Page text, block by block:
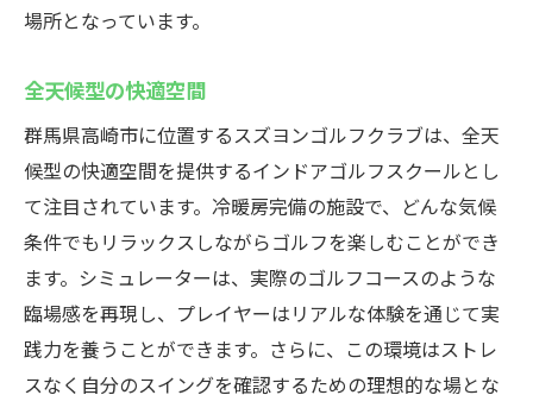
場所となっています。
全天候型の快適空間
群馬県高崎市に位置するスズヨンゴルフクラブは、全天
候型の快適空間を提供するインドアゴルフスクールとし
て注目されています。冷暖房完備の施設で、どんな気候
条件でもリラックスしながらゴルフを楽しむことができ
ます。シミュレーターは、実際のゴルフコースのような
臨場感を再現し、プレイヤーはリアルな体験を通じて実
践力を養うことができます。さらに、この環境はストレ
スなく自分のスイングを確認するための理想的な場とな